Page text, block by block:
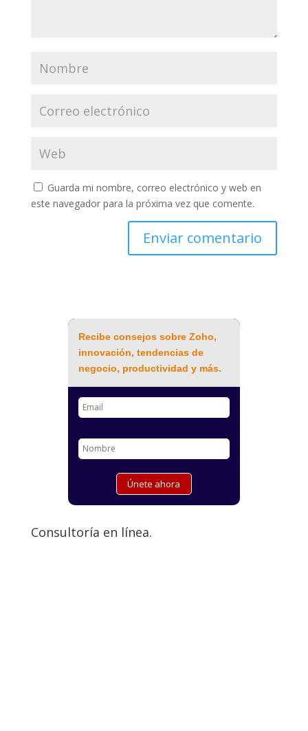
Guarda mi nombre, correo electrónico y web en
este navegador para la próxima vez que comente.
Recibe consejos sobre Zoho,
innovación, tendencias de
negocio, productividad y más.
Consultoría en línea.